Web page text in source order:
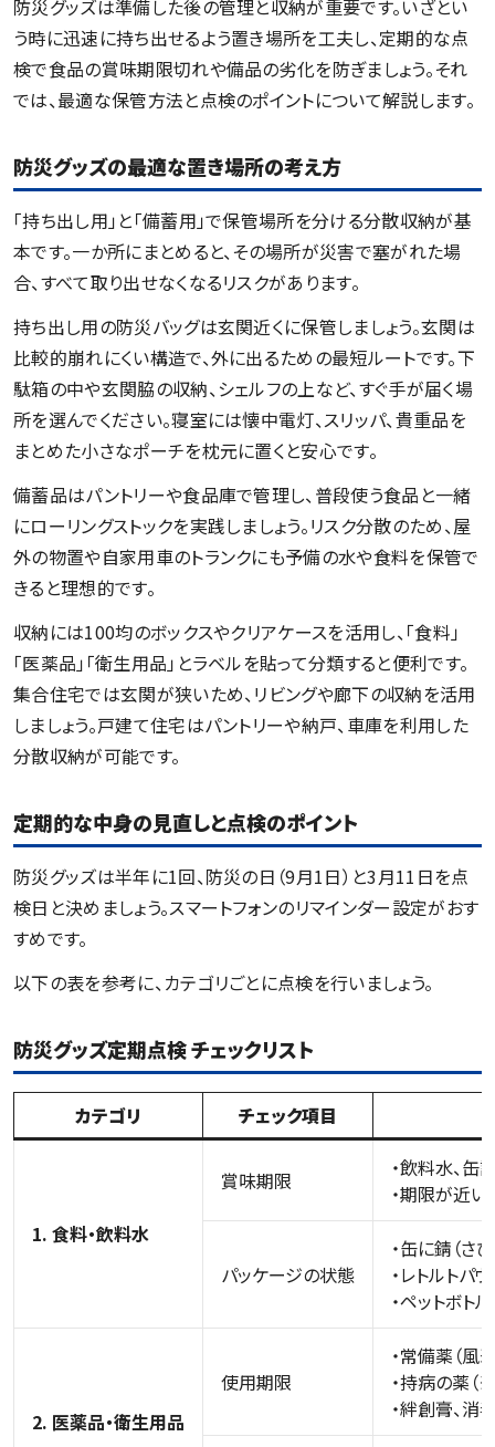
防災グッズは準備した後の管理と収納が重要です。いざとい
う時に迅速に持ち出せるよう置き場所を工夫し、定期的な点
検で食品の賞味期限切れや備品の劣化を防ぎましょう。それ
では、最適な保管方法と点検のポイントについて解説します。
防災グッズの最適な置き場所の考え方
「持ち出し用」と「備蓄用」で保管場所を分ける分散収納が基
本です。一か所にまとめると、その場所が災害で塞がれた場
合、すべて取り出せなくなるリスクがあります。
持ち出し用の防災バッグは玄関近くに保管しましょう。玄関は
比較的崩れにくい構造で、外に出るための最短ルートです。下
駄箱の中や玄関脇の収納、シェルフの上など、すぐ手が届く場
所を選んでください。寝室には懐中電灯、スリッパ、貴重品を
まとめた小さなポーチを枕元に置くと安心です。
備蓄品はパントリーや食品庫で管理し、普段使う食品と一緒
にローリングストックを実践しましょう。リスク分散のため、屋
外の物置や自家用車のトランクにも予備の水や食料を保管で
きると理想的です。
収納には100均のボックスやクリアケースを活用し、「食料」
「医薬品」「衛生用品」とラベルを貼って分類すると便利です。
集合住宅では玄関が狭いため、リビングや廊下の収納を活用
しましょう。戸建て住宅はパントリーや納戸、車庫を利用した
分散収納が可能です。
定期的な中身の見直しと点検のポイント
防災グッズは半年に1回、防災の日（9月1日）と3月11日を点
検日と決めましょう。スマートフォンのリマインダー設定がおす
すめです。
以下の表を参考に、カテゴリごとに点検を行いましょう。
防災グッズ定期点検 チェックリスト
カテゴリ チェック項目
1. 食料・飲料水
賞味期限
・飲料水、缶
・期限が近い
パッケージの状態
・缶に錆（さ
・レトルトパ
・ペットボト
2. 医薬品・衛生用品
使用期限
・常備薬（風
・持病の薬
・絆創膏、消